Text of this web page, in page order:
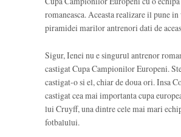
romaneasca. Aceasta realizare il pune
piramidei marilor antrenori dati de
Sigur, Ienei nu e singurul antrenor
castigat Cupa Campionilor Europeni.
castigat-o si el, chiar de doua ori. Insa
castigat cea mai importanta cupa
lui Cruyff, una dintre cele mai mari
fotbalului.